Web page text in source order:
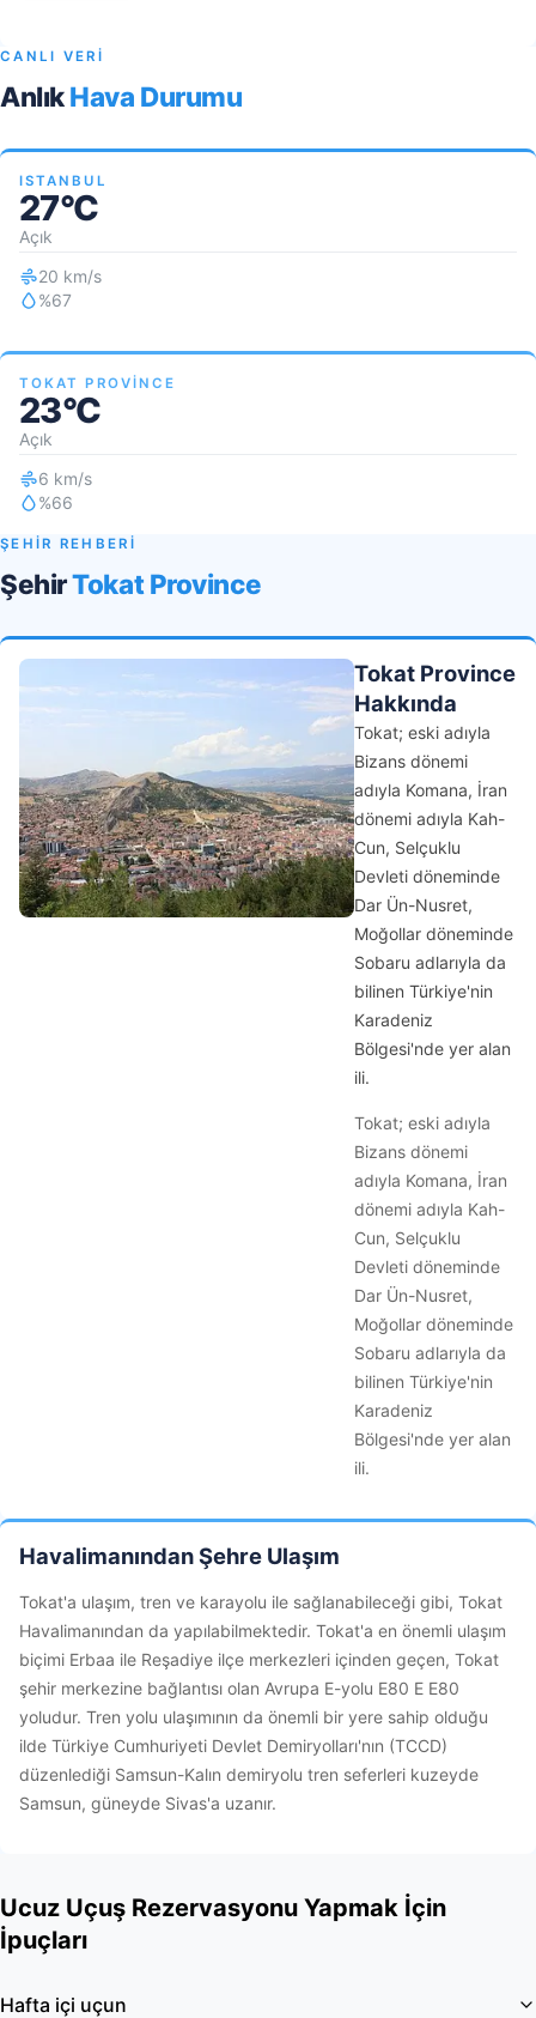
CANLI VERİ
AnlıkHava Durumu
ISTANBUL
27°C
Açık
20 km/s
%67
TOKAT PROVINCE
23°C
Açık
6 km/s
%66
ŞEHİR REHBERİ
ŞehirTokat Province
Tokat Province
Hakkında
Tokat; eski adıyla
Bizans dönemi
adıyla Komana, İran
dönemi adıyla Kah-
Cun, Selçuklu
Devleti döneminde
Dar Ün-Nusret,
Moğollar döneminde
Sobaru adlarıyla da
bilinen Türkiye'nin
Karadeniz
Bölgesi'nde yer alan
ili.
Tokat; eski adıyla
Bizans dönemi
adıyla Komana, İran
dönemi adıyla Kah-
Cun, Selçuklu
Devleti döneminde
Dar Ün-Nusret,
Moğollar döneminde
Sobaru adlarıyla da
bilinen Türkiye'nin
Karadeniz
Bölgesi'nde yer alan
ili.
Havalimanından Şehre Ulaşım
Tokat'a ulaşım, tren ve karayolu ile sağlanabileceği gibi, Tokat
Havalimanından da yapılabilmektedir. Tokat'a en önemli ulaşım
biçimi Erbaa ile Reşadiye ilçe merkezleri içinden geçen, Tokat
şehir merkezine bağlantısı olan Avrupa E-yolu E80 E E80
yoludur. Tren yolu ulaşımının da önemli bir yere sahip olduğu
ilde Türkiye Cumhuriyeti Devlet Demiryolları'nın (TCCD)
düzenlediği Samsun-Kalın demiryolu tren seferleri kuzeyde
Samsun, güneyde Sivas'a uzanır.
Ucuz Uçuş Rezervasyonu Yapmak İçin
İpuçları
Hafta içi uçun